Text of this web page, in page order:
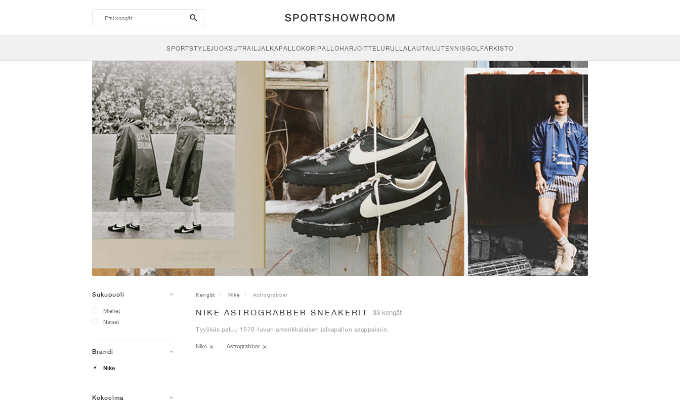
search-
btn
SPORTSTYLEJUOKSUTRAILJALKAPALLOKORIPALLOHARJOITTELU RULLALAUTAILUTENNISGOLFARKISTO
Sukupuoli
Miehet
Naiset
Brändi
Nike
Kokoelma
Kengät Nike Astrograbber
NIKE ASTROGRABBER SNEAKERIT 33 kengät
Tyylikäs paluu 1970-luvun amerikkalaisen jalkapallon saappaisiin.
Nike Astrograbber